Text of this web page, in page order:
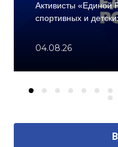
Активисты «Единой
спортивных и
04.08.26